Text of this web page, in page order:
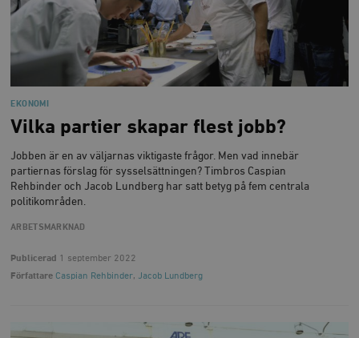
EKONOMI
Vilka partier skapar flest jobb?
Jobben är en av väljarnas viktigaste frågor. Men vad innebär
partiernas förslag för sysselsättningen? Timbros Caspian
Rehbinder och Jacob Lundberg har satt betyg på fem centrala
politikområden.
ARBETSMARKNAD
Publicerad 1 september 2022
Författare Caspian Rehbinder, Jacob Lundberg